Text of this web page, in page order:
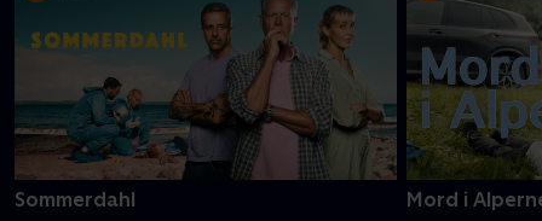
Sommerdahl Mord i